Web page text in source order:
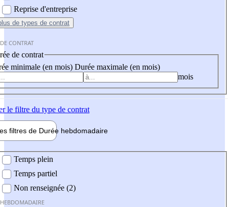
Reprise d'entreprise
de types de contrat
CONTRAT
de contrat
minimale (en mois) Durée maximale (en mois)
mois
le filtre du type de contrat
filtres de Durée hebdomadaire
Temps plein
Temps partiel
Non renseignée (2)